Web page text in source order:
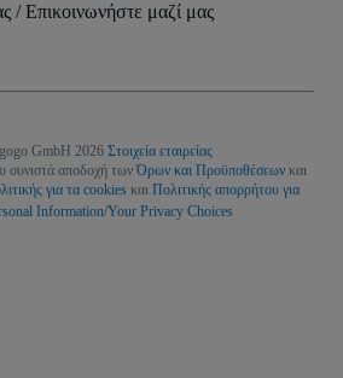
/ Επικοινωνήστε μαζί μας
GmbH 2026 Στοιχεία εταιρείας
συνιστά αποδοχή τωνΌρων και Προϋποθέσεων και
για τα cookies και Πολιτικής απορρήτου για
Information/Your Privacy Choices